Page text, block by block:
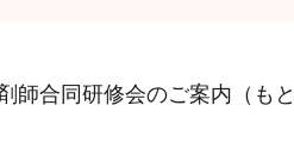
師合同研修会のご案内（も